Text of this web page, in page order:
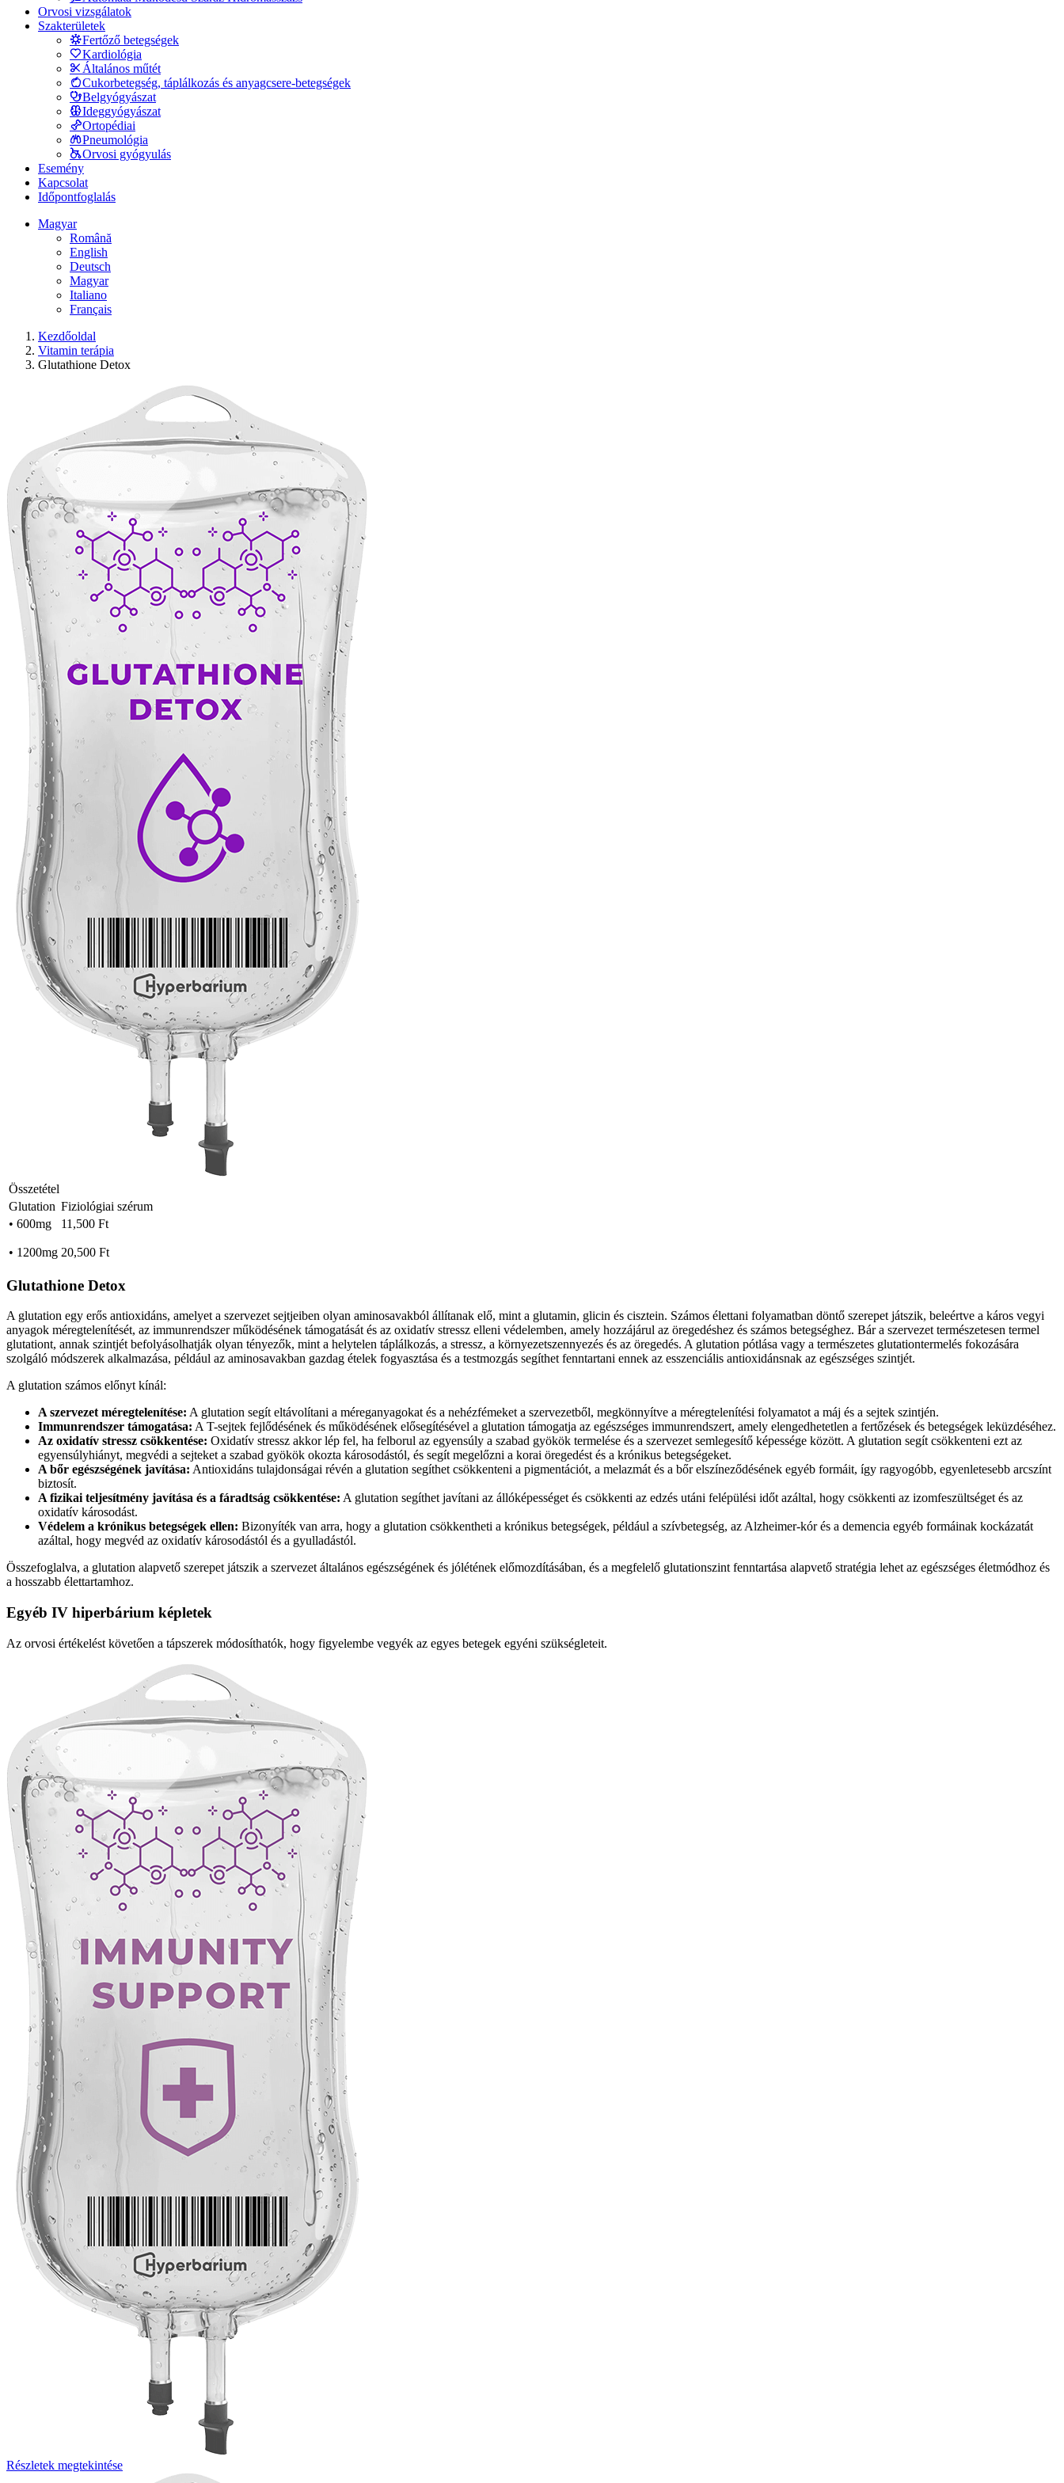
Orvosi vizsgálatok
Szakterületek
Fertőző betegségek
Kardiológia
Általános műtét
Cukorbetegség, táplálkozás és anyagcsere-betegségek
Belgyógyászat
Ideggyógyászat
Ortopédiai
Pneumológia
Orvosi gyógyulás
Esemény
Kapcsolat
Időpontfoglalás
Magyar
Română
English
Deutsch
Magyar
Italiano
Français
Kezdőoldal
Vitamin terápia
Glutathione Detox
Összetétel
Glutation Fiziológiai szérum
• 600mg
• 1200mg
11,500 Ft
20,500 Ft
Glutathione Detox
A glutation egy erős antioxidáns, amelyet a szervezet sejtjeiben olyan aminosavakból állítanak elő, mint a glutamin, glicin és cisztein. Számos élettani folyamatban döntő szerepet játszik, beleértve a káros vegyi
anyagok méregtelenítését, az immunrendszer működésének támogatását és az oxidatív stressz elleni védelemben, amely hozzájárul az öregedéshez és számos betegséghez. Bár a szervezet természetesen termel
glutationt, annak szintjét befolyásolhatják olyan tényezők, mint a helytelen táplálkozás, a stressz, a környezetszennyezés és az öregedés. A glutation pótlása vagy a természetes glutationtermelés fokozására
szolgáló módszerek alkalmazása, például az aminosavakban gazdag ételek fogyasztása és a testmozgás segíthet fenntartani ennek az esszenciális antioxidánsnak az egészséges szintjét.
A glutation számos előnyt kínál:
A szervezet méregtelenítése: A glutation segít eltávolítani a méreganyagokat és a nehézfémeket a szervezetből, megkönnyítve a méregtelenítési folyamatot a máj és a sejtek szintjén.
Immunrendszer támogatása: A T-sejtek fejlődésének és működésének elősegítésével a glutation támogatja az egészséges immunrendszert, amely elengedhetetlen a fertőzések és betegségek leküzdéséhez.
Az oxidatív stressz csökkentése: Oxidatív stressz akkor lép fel, ha felborul az egyensúly a szabad gyökök termelése és a szervezet semlegesítő képessége között. A glutation segít csökkenteni ezt az
egyensúlyhiányt, megvédi a sejteket a szabad gyökök okozta károsodástól, és segít megelőzni a korai öregedést és a krónikus betegségeket.
A bőr egészségének javítása: Antioxidáns tulajdonságai révén a glutation segíthet csökkenteni a pigmentációt, a melazmát és a bőr elszíneződésének egyéb formáit, így ragyogóbb, egyenletesebb arcszínt
biztosít.
A fizikai teljesítmény javítása és a fáradtság csökkentése: A glutation segíthet javítani az állóképességet és csökkenti az edzés utáni felépülési időt azáltal, hogy csökkenti az izomfeszültséget és az
oxidatív károsodást.
Védelem a krónikus betegségek ellen: Bizonyíték van arra, hogy a glutation csökkentheti a krónikus betegségek, például a szívbetegség, az Alzheimer-kór és a demencia egyéb formáinak kockázatát
azáltal, hogy megvéd az oxidatív károsodástól és a gyulladástól.
Összefoglalva, a glutation alapvető szerepet játszik a szervezet általános egészségének és jólétének előmozdításában, és a megfelelő glutationszint fenntartása alapvető stratégia lehet az egészséges életmódhoz és
a hosszabb élettartamhoz.
Egyéb IV hiperbárium képletek
Az orvosi értékelést követően a tápszerek módosíthatók, hogy figyelembe vegyék az egyes betegek egyéni szükségleteit.
Részletek megtekintése